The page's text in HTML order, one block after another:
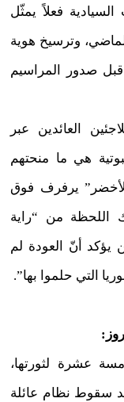
فعلاً يمثّل
وترسيخ هوية
قبل صدور المراسيم
العائدين عبر
هي ما منحتهم
الأخضر” يرفرف فوق
اللحظة من “راية
يؤكد أنّ العودة لم
التي حلموا بها”.
عشرة لثورتها،
بعد سقوط نظام عائلة